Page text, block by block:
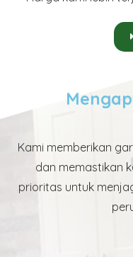
Kami memberikan
dan memastikan
prioritas untuk